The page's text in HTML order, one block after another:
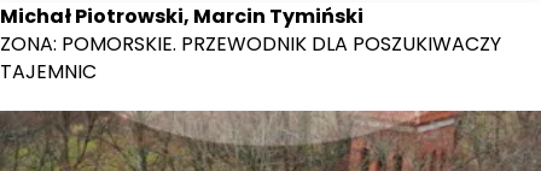
Michał Piotrowski, Marcin Tymiński
ZONA: POMORSKIE. PRZEWODNIK DLA POSZUKIWACZY
TAJEMNIC